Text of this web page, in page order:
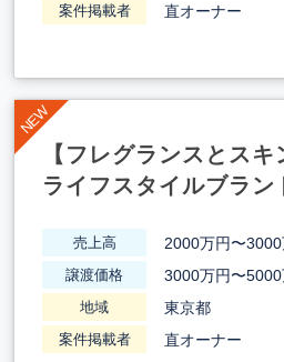
案件掲載者 直オーナー
【フレグランスとスキ
ライフスタイルブラン
売上高 2000万円〜3000
譲渡価格 3000万円〜5000
地域 東京都
案件掲載者 直オーナー